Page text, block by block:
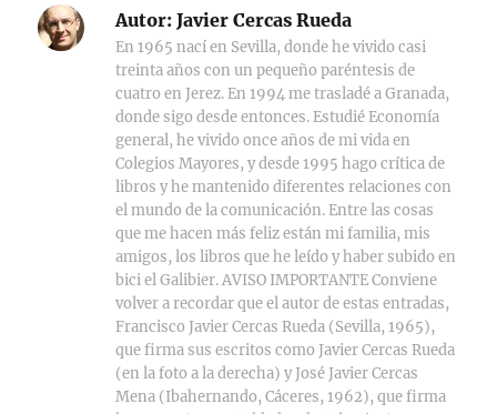
Autor: Javier Cercas Rueda
En 1965 nací en Sevilla, donde he vivido casi
treinta años con un pequeño paréntesis de
cuatro en Jerez. En 1994 me trasladé a Granada,
donde sigo desde entonces. Estudié Economía
general, he vivido once años de mi vida en
Colegios Mayores, y desde 1995 hago crítica de
libros y he mantenido diferentes relaciones con
el mundo de la comunicación. Entre las cosas
que me hacen más feliz están mi familia, mis
amigos, los libros que he leído y haber subido en
bici el Galibier. AVISO IMPORTANTE Conviene
volver a recordar que el autor de estas entradas,
Francisco Javier Cercas Rueda (Sevilla, 1965),
que firma sus escritos como Javier Cercas Rueda
(en la foto a la derecha) y José Javier Cercas
Mena (Ibahernando, Cáceres, 1962), que firma